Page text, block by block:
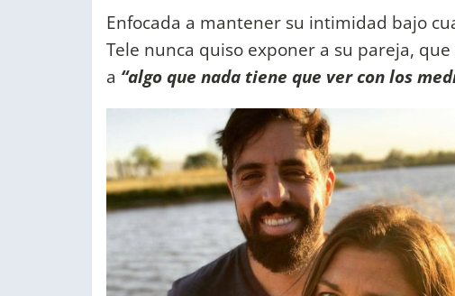
Enfocada a mantener su intimidad bajo
Tele nunca quiso exponer a su pareja,
a “algo que nada tiene que ver con los